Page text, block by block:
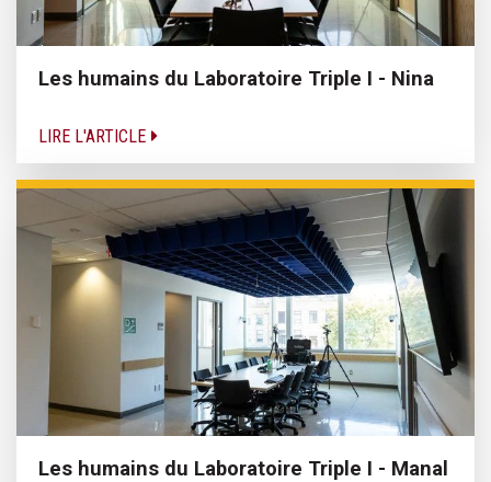
Les humains du Laboratoire Triple I - Nina
LIRE L'ARTICLE
Les humains du Laboratoire Triple I - Manal